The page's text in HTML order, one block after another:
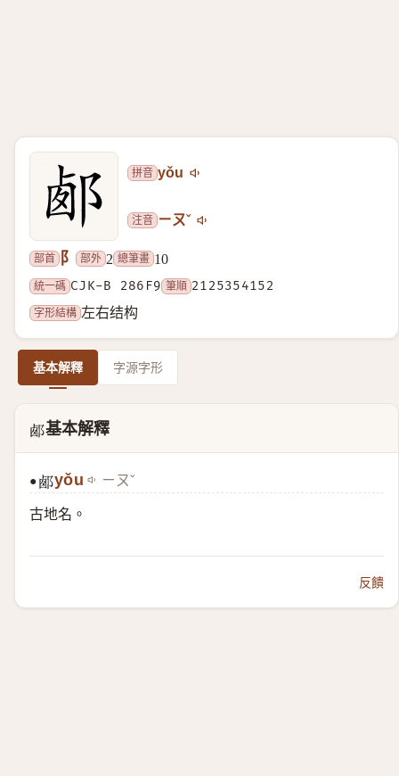
拼音 yǒu
注音 ㄧㄡˇ
部首 阝 部外 2 總筆畫 10
統一碼 CJK-B 286F9 筆順 2125354152
字形結構 左右结构
基本解釋 字源字形
𨛹基本解釋
● 𨛹 yǒu ㄧㄡˇ
古地名。
反饋